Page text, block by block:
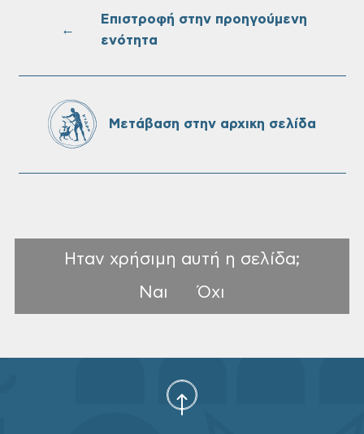
Ονουφρίου
Πίνακες Κατάταξης & Βαθμολογίας,
Δήμου Χανίων
←
Επιστροφή στην προηγούμενη
ενότητα
Μετάβαση στην αρχικη σελίδα
Ηταν χρήσιμη αυτή η σελίδα;
Ναι
Όχι